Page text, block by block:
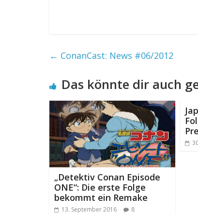
← ConanCast: News #06/2012
Das könnte dir auch
„Detektiv Conan Episode
ONE“: Die erste Folge
bekommt ein Remake
13. September 2016 8